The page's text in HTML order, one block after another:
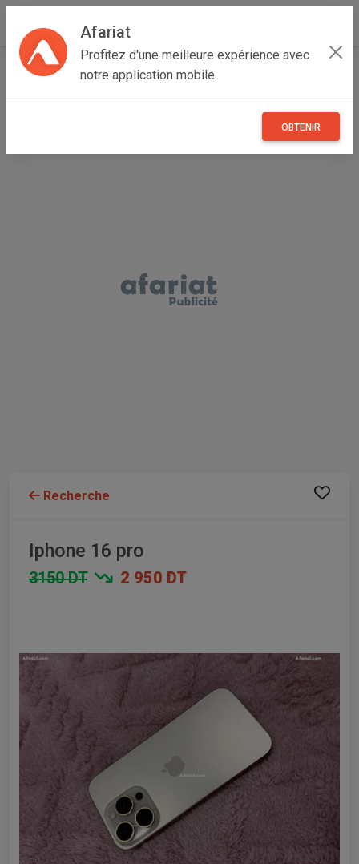
Afariat
Profitez d'une meilleure expérience avec
notre application mobile.
OBTENIR
Accueil Multimedia Grand Tunis
Recherche
Iphone 16 pro
3150 DT 2 950 DT